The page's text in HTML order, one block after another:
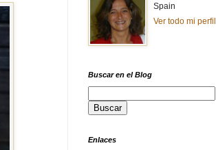
Spain
Ver todo mi perfil
Buscar en el Blog
Enlaces